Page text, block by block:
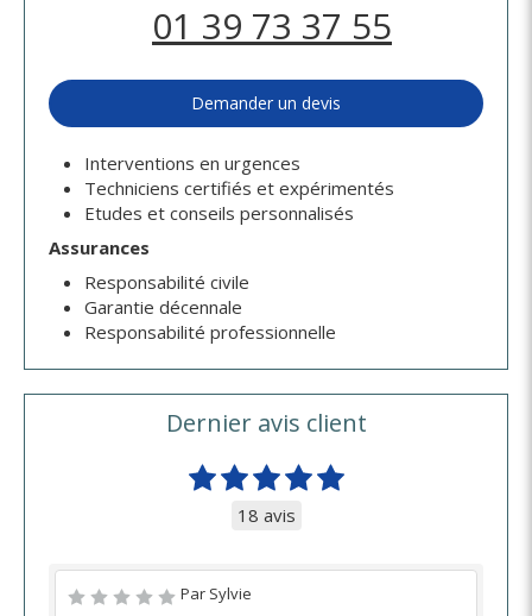
01 39 73 37 55
Demander un devis
Interventions en urgences
Techniciens certifiés et expérimentés
Etudes et conseils personnalisés
Assurances
Responsabilité civile
Garantie décennale
Responsabilité professionnelle
Dernier avis client
18 avis
Par Sylvie